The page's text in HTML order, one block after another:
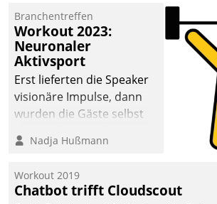
Mammutprojekte
meistern und Workloads
wuppen – bei zunehmend
anspruchsvollen
Aufgaben und
abnehmendem
Branchentreffen
Workout 2023:
Neuronaler
Aktivsport
Erst lieferten die Speaker
visionäre Impulse, dann
wurden die Gäste selbst
methodisch
Quartier. Dazwischen
zeigte Datatrain, was es
Nadja Hußmann
Workout 2019
Chatbot trifft Cloudscout